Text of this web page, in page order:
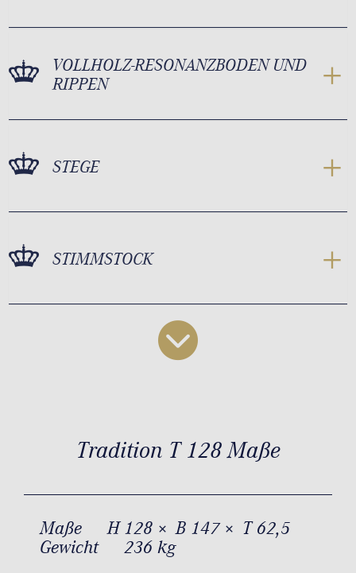
VOLLHOLZ-RESONANZBODEN UND
RIPPEN
STEGE
STIMMSTOCK
Tradition T 128 Maße
Maße
H 128 × B 147 × T 62,5
Gewicht
236 kg